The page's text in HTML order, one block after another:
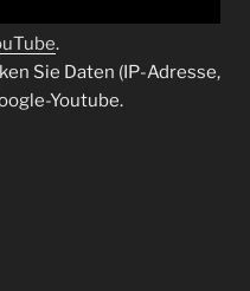
.
Sie Daten (IP-Adresse,
Youtube.